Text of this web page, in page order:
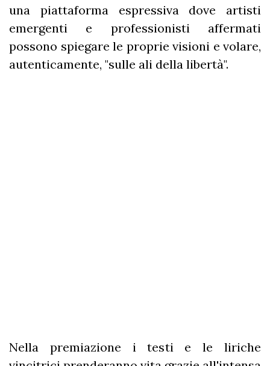
una piattaforma espressiva dove artisti
emergenti e professionisti affermati
possono spiegare le proprie visioni e volare,
autenticamente, "sulle ali della libertà".
Nella premiazione i testi e le liriche